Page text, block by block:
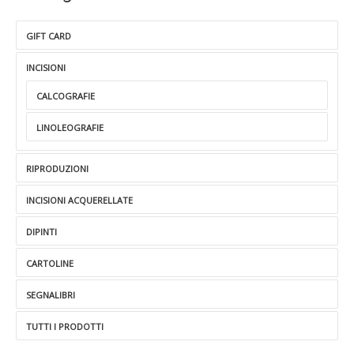
GIFT CARD
INCISIONI
CALCOGRAFIE
LINOLEOGRAFIE
RIPRODUZIONI
INCISIONI ACQUERELLATE
DIPINTI
CARTOLINE
SEGNALIBRI
TUTTI I PRODOTTI